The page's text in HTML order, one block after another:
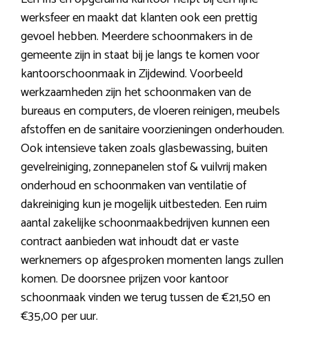
werksfeer en maakt dat klanten ook een prettig
gevoel hebben. Meerdere schoonmakers in de
gemeente zijn in staat bij je langs te komen voor
kantoorschoonmaak in Zijdewind. Voorbeeld
werkzaamheden zijn het schoonmaken van de
bureaus en computers, de vloeren reinigen, meubels
afstoffen en de sanitaire voorzieningen onderhouden.
Ook intensieve taken zoals glasbewassing, buiten
gevelreiniging, zonnepanelen stof & vuilvrij maken
onderhoud en schoonmaken van ventilatie of
dakreiniging kun je mogelijk uitbesteden. Een ruim
aantal zakelijke schoonmaakbedrijven kunnen een
contract aanbieden wat inhoudt dat er vaste
werknemers op afgesproken momenten langs zullen
komen. De doorsnee prijzen voor kantoor
schoonmaak vinden we terug tussen de €21,50 en
€35,00 per uur.